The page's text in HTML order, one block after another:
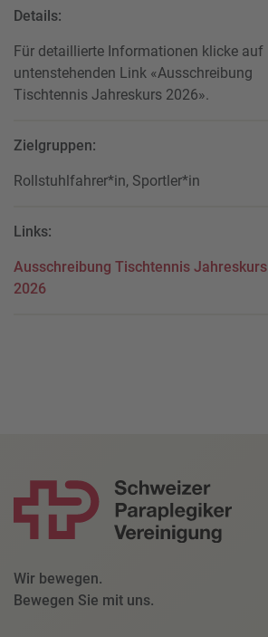
Details:
Für detaillierte Informationen klicke auf
untenstehenden Link «Ausschreibung
Tischtennis Jahreskurs 2026».
Zielgruppen:
Rollstuhlfahrer*in, Sportler*in
Links:
Ausschreibung Tischtennis Jahreskurs
2026
Wir bewegen.
Bewegen Sie mit uns.